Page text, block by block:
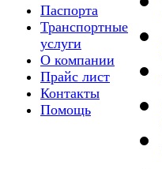
Паспорта
Транспортные
услуги
О компании
Прайс лист
Контакты
Помощь